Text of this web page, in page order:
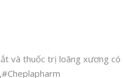
và thuốc trị loãng xương có
,#Cheplapharm